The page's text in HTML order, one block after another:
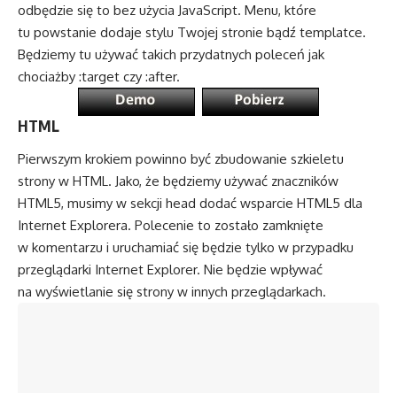
odbędzie się to bez użycia JavaScript. Menu, które
tu powstanie dodaje stylu Twojej stronie bądź templatce.
Będziemy tu używać takich przydatnych poleceń jak
chociażby :target czy :after.
HTML
Pierwszym krokiem powinno być zbudowanie szkieletu
strony w HTML. Jako, że będziemy używać znaczników
HTML5, musimy w sekcji head dodać wsparcie HTML5 dla
Internet Explorera. Polecenie to zostało zamknięte
w komentarzu i uruchamiać się będzie tylko w przypadku
przeglądarki Internet Explorer. Nie będzie wpływać
na wyświetlanie się strony w innych przeglądarkach.